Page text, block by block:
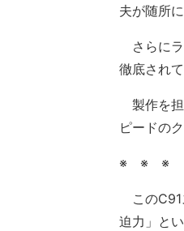
夫が随所
さらにラ
徹底されて
製作を担
ピードの
※ ※ ※
このC91
迫力」と